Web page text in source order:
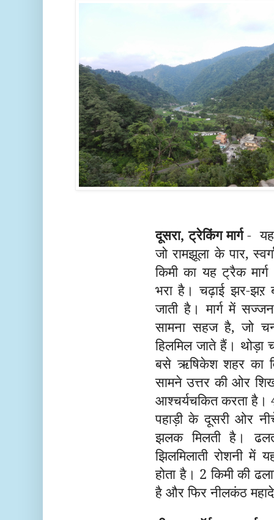
दूसरा, ट्रेकिंग मार्ग- यह
जो रामझूला के पार,
किमी का यह ट्रैक मार्ग
भरा है। चढ़ाई झर-झऱ
जाती है। मार्ग में
सामना सहज है, जो
हिलमिल जाते हैं। थोड़ा
बसे ऋषिकेश शहर का
सामने उत्तर की ओर
आश्चर्यचकित करता है।
पहाड़ी के दूसरी ओर
झलक मिलती है।
झिलमिलाती रोशनी में
होता है। 2 किमी की
है और फिर नीलकंठ